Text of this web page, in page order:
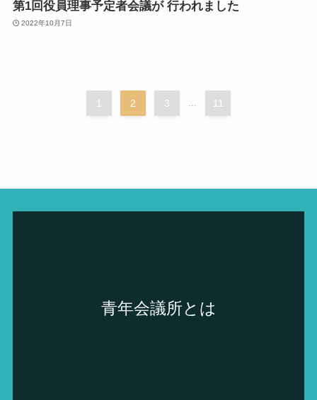
第1回役員理事予定者会議が 行われました
2022年10月7日
1 2 3 ... 11
青年会議所とは